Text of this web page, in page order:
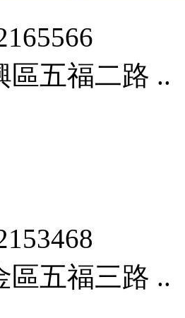
區五福二路 ..
區五福三路 ..